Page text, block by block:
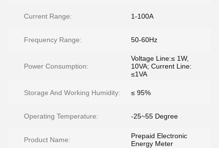
Current Range: 1-100A
Frequency Range: 50-60Hz
Power Consumption:
Voltage Line:≤ 1W,
10VA; Current Line:
≤1VA
Storage And Working Humidity: ≤ 95%
Operating Temperature: -25~55 Degree
Product Name:
Prepaid Electronic
Energy Meter